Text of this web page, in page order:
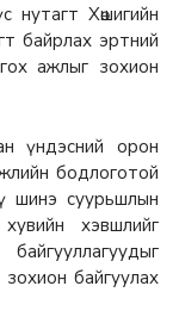
нутагт Хөшигийн
байрлах эртний
ажлыг зохион
үндэсний орон
бодлоготой
шинэ суурьшлын
хэвшлийг
байгуулах